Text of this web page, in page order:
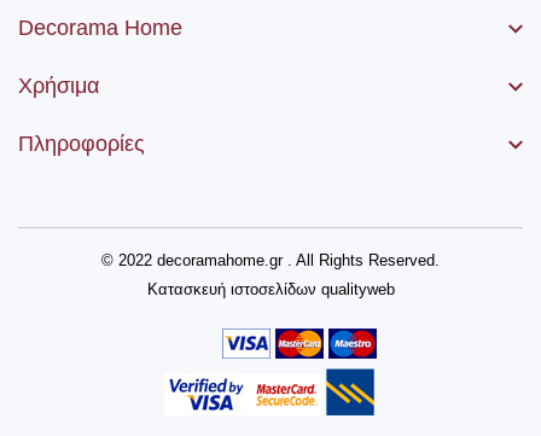
Decorama Home
Χρήσιμα
Πληροφορίες
© 2022 decoramahome.gr . All Rights Reserved.
Κατασκευή ιστοσελίδων qualityweb